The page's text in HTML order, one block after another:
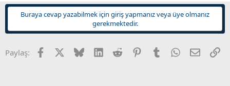
Buraya cevap yazabilmek için giriş yapmanız veya üye olmanız
gerekmektedir.
Paylaş: Facebook BlueskyLinkedInReddit PinterestTumblr WhatsApp
E-posta